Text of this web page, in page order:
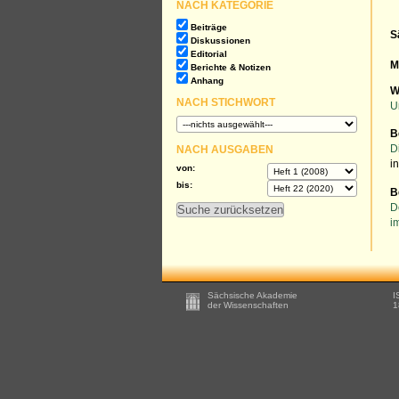
in
NACH KATEGORIE
Beiträge
Diskussionen
Editorial
Berichte & Notizen
Anhang
NACH STICHWORT
NACH AUSGABEN
von:
bis:
Footer
Sächsische Akademie
der Wissenschaften